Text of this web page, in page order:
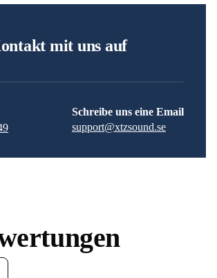
mit uns auf
Schreibe uns eine Email
support@xtzsound.se